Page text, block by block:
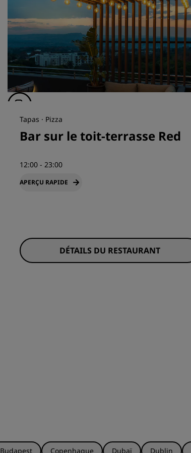
Tapas · Pizza
Bar sur le toit-terrasse Red
12:00 - 23:00
APERÇU RAPIDE
DÉTAILS DU RESTAURANT
Budapest Copenhague Dubaï Dublin